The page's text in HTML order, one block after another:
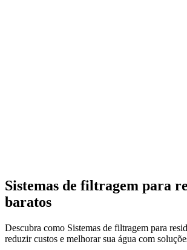
Sistemas de filtragem para
baratos
Descubra como Sistemas de filtragem para
reduzir custos e melhorar sua água com